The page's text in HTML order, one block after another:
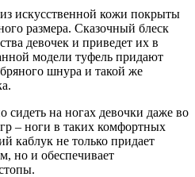
искусственной кожи покрыты
размера. Сказочный блеск
девочек и приведет их в
модели туфель придают
шнура и такой же
сидеть на ногах девочки даже во
– ноги в таких комфортных
каблук не только придает
но и обеспечивает